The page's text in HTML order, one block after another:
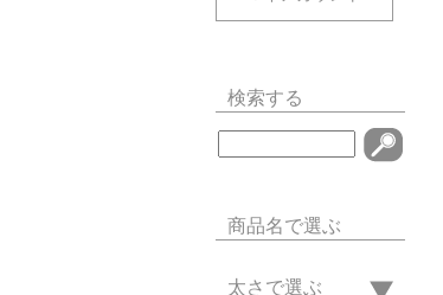
検索する
商品名で選ぶ
太さで選ぶ